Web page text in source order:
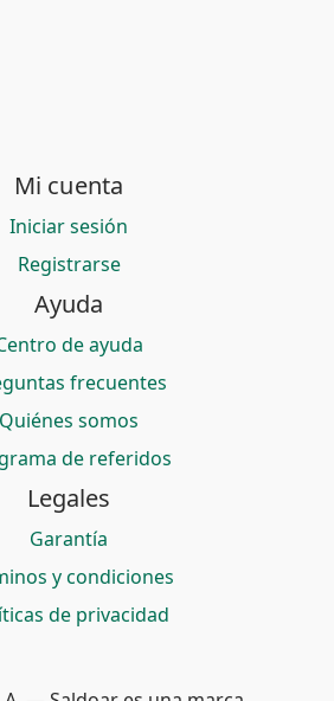
Mi cuenta
Iniciar sesión
Registrarse
Ayuda
de ayuda
frecuentes
Quiénes somos
de referidos
Legales
Garantía
y condiciones
de privacidad